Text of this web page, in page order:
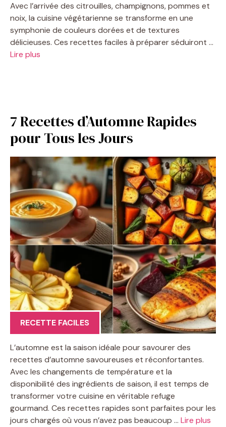
Avec l’arrivée des citrouilles, champignons, pommes et
noix, la cuisine végétarienne se transforme en une
symphonie de couleurs dorées et de textures
délicieuses. Ces recettes faciles à préparer séduiront …
Lire plus
7 Recettes d’Automne Rapides
pour Tous les Jours
RECETTE FACILES
L’automne est la saison idéale pour savourer des
recettes d’automne savoureuses et réconfortantes.
Avec les changements de température et la
disponibilité des ingrédients de saison, il est temps de
transformer votre cuisine en véritable refuge
gourmand. Ces recettes rapides sont parfaites pour les
jours chargés où vous n’avez pas beaucoup … Lire plus